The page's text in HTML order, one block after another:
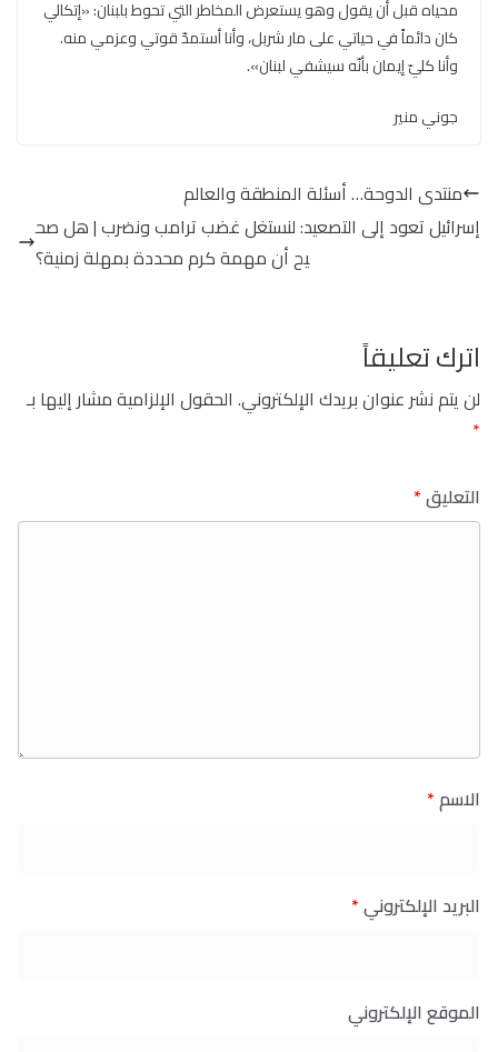
محياه قبل أن يقول وهو يستعرض المخاطر التي تحوط بلبنان: «إتكالي
كان دائماً في حياتي على مار شربل، وأنا أستمدّ قوتي وعزمي منه.
وأنا كليّ إيمان بأنّه سيشفي لبنان».
جوني منير
منتدى الدوحة… أسئلة المنطقة والعالم
إسرائيل تعود إلى التصعيد: لنستغل غضب ترامب ونضرب | هل صح
يح أن مهمة كرم محددة بمهلة زمنية؟
اترك تعليقاً
لن يتم نشر عنوان بريدك الإلكتروني. الحقول الإلزامية مشار إليها بـ
*
التعليق*
الاسم*
البريد الإلكتروني*
الموقع الإلكتروني